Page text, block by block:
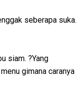
seberapa suka.
siam. ?Yang
gimana caranya